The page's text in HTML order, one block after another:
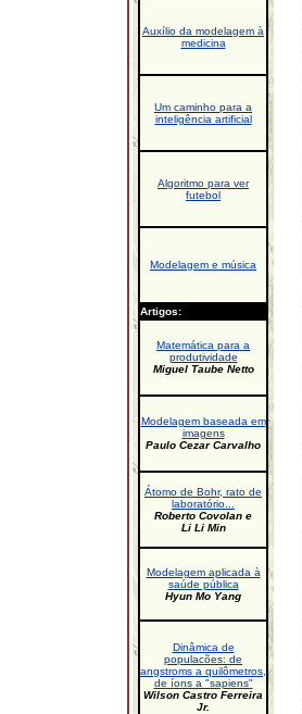
Auxílio da modelagem à
medicina
Um caminho para a
inteligência artificial
Algoritmo para ver
futebol
Modelagem e música
Artigos:
Matemática para a
produtividade
Miguel Taube Netto
Modelagem baseada em
imagens
Paulo Cezar Carvalho
Átomo de Bohr, rato de
laboratório...
Roberto Covolan e
Li Li Min
Modelagem aplicada à
saúde pública
Hyun Mo Yang
Dinâmica de
populacões: de
angstroms a quilômetros,
de íons a "sapiens"
Wilson Castro Ferreira
Jr.